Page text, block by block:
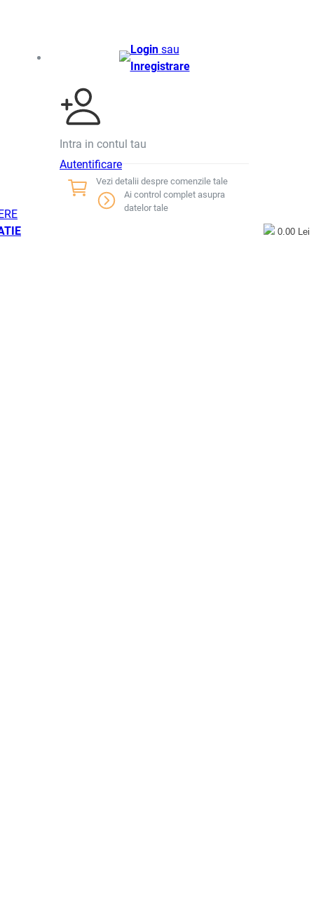
Loginsau
Inregistrare
Intra in contul tau
Autentificare
Vezi detalii despre comenzile tale
Ai control complet asupra
datelor tale
0.00 Lei